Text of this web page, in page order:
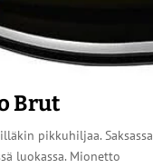
Brut
pikkuhiljaa. Saksassa
luokassa. Mionetto